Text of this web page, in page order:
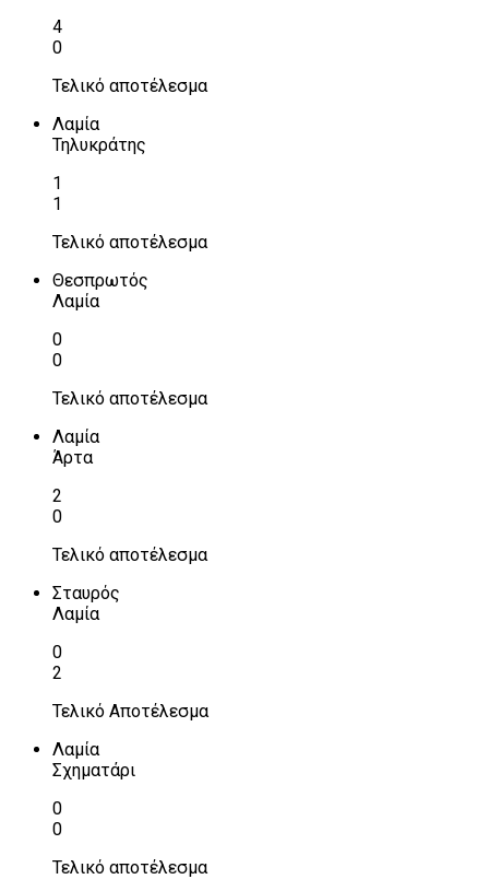
4
0
Τελικό αποτέλεσμα
Λαμία
Τηλυκράτης
1
1
Τελικό αποτέλεσμα
Θεσπρωτός
Λαμία
0
0
Τελικό αποτέλεσμα
Λαμία
Άρτα
2
0
Τελικό αποτέλεσμα
Σταυρός
Λαμία
0
2
Τελικό Αποτέλεσμα
Λαμία
Σχηματάρι
0
0
Τελικό αποτέλεσμα